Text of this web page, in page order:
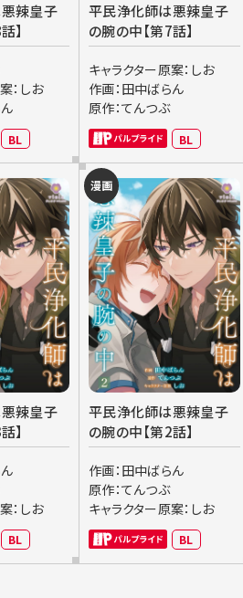
辣皇子
】
：しお
BL
平民浄化師は悪辣皇子
の腕の中【第7話】
キャラクター原案：しお
作画：田中ばらん
原作：てんつぶ
BL
辣皇子
】
：しお
BL
漫画
平民浄化師は悪辣皇子
の腕の中【第2話】
作画：田中ばらん
原作：てんつぶ
キャラクター原案：しお
BL